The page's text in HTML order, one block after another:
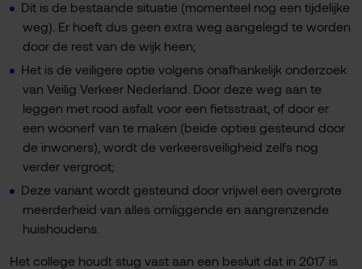
Dit is de bestaande situatie (momenteel nog een tijdelijke
weg). Er hoeft dus geen extra weg aangelegd te worden
door de rest van de wijk heen;
Het is de veiligere optie volgens onafhankelijk onderzoek
van Veilig Verkeer Nederland. Door deze weg aan te
leggen met rood asfalt voor een fietsstraat, of door er
een woonerf van te maken (beide opties gesteund door
de inwoners), wordt de verkeersveiligheid zelfs nog
verder vergroot;
Deze variant wordt gesteund door vrijwel een overgrote
meerderheid van alles omliggende en aangrenzende
huishoudens.
Het college houdt stug vast aan een besluit dat in 2017 is